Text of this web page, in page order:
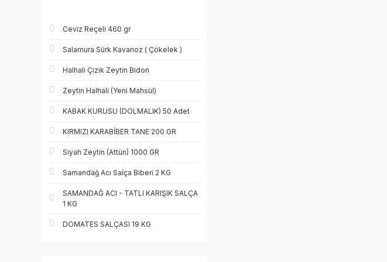
Ceviz Reçeli 460 gr
Salamura Sürk Kavanoz ( Çökelek )
Halhali Çizik Zeytin Bidon
Zeytin Halhali (Yeni Mahsül)
KABAK KURUSU (DOLMALIK) 50 Adet
KIRMIZI KARABİBER TANE 200 GR
Siyah Zeytin (Attün) 1000 GR
Samandağ Acı Salça Biberi 2 KG
SAMANDAĞ ACI - TATLI KARIŞIK SALÇA
1 KG
DOMATES SALÇASI 19 KG